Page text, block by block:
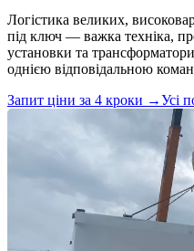
Логістика великих,
під ключ — важка техніка,
установки та
однією відповідальною
Запит ціни за 4 кроки →Усі